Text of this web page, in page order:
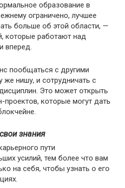
образование в
ограничено, лучшее
больше об этой области, —
которые работают над
вперед.
пообщаться с другими
нишу, и сотрудничать с
Это может открыть
которые могут дать
знания
пути
усилий, тем более что вам
на себя, чтобы узнать о его